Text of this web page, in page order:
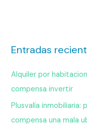
Entradas
Alquiler por
compensa invertir
Plusvalía inmobiliaria:
compensa una mala